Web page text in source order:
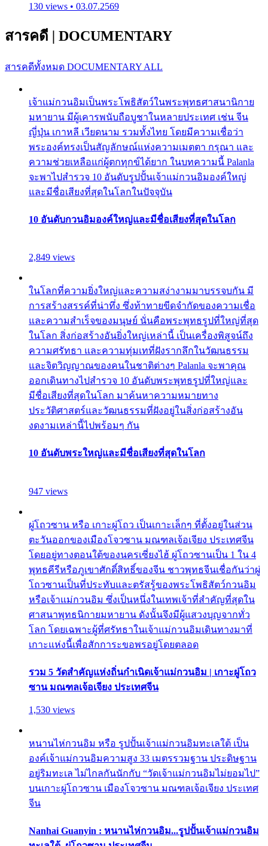
130 views • 03.07.2569
สารคดี | DOCUMENTARY
สารคดีทั้งหมด DOCUMENTARY ALL
เจ้าแม่กวนอิมเป็นพระโพธิสัตว์ในพระพุทธศาสนานิกาย
มหายาน มีผู้เคารพนับถือบูชาในหลายประเทศ เช่น จีน
ญี่ปุ่น เกาหลี เวียดนาม รวมทั้งไทย โดยมีความเชื่อว่า
พระองค์ทรงเป็นสัญลักษณ์แห่งความเมตตา กรุณา และ
ความช่วยเหลือแก่ผู้ตกทุกข์ได้ยาก ในบทความนี้ Palanla
จะพาไปสำรวจ 10 อันดับรูปปั้นเจ้าแม่กวนอิมองค์ใหญ่
และมีชื่อเสียงที่สุดในโลกในปัจจุบัน
10 อันดับกวนอิมองค์ใหญ่และมีชื่อเสียงที่สุดในโลก
2,849 views
ในโลกที่ความยิ่งใหญ่และความสง่างามมาบรรจบกัน มี
การสร้างสรรค์ที่น่าทึ่ง ซึ่งท้าทายขีดจำกัดของความเชื่อ
และความสำเร็จของมนุษย์ นั่นคือพระพุทธรูปที่ใหญ่ที่สุด
ในโลก สิ่งก่อสร้างอันยิ่งใหญ่เหล่านี้ เป็นเครื่องพิสูจน์ถึง
ความศรัทธา และความทุ่มเทที่ฝังรากลึกในวัฒนธรรม
และจิตวิญญาณของคนในชาติต่างๆ Palanla จะพาคุณ
ออกเดินทางไปสำรวจ 10 อันดับพระพุทธรูปที่ใหญ่และ
มีชื่อเสียงที่สุดในโลก มาค้นหาความหมายทาง
ประวัติศาสตร์และวัฒนธรรมที่ฝังอยู่ในสิ่งก่อสร้างอัน
งดงามเหล่านี้ไปพร้อมๆ กัน
10 อันดับพระใหญ่และมีชื่อเสียงที่สุดในโลก
947 views
ผู่โถวซาน หรือ เกาะผู่โถว เป็นเกาะเล็กๆ ที่ตั้งอยู่ในส่วน
ตะวันออกของเมืองโจวซาน มณฑลเจ้อเจียง ประเทศจีน
โดยอยู่ทางตอนใต้ของนครเซี่ยงไฮ้ ผู่โถวซานเป็น 1 ใน 4
พุทธคีรีหรือภูเขาศักดิ์สิทธิ์ของจีน ชาวพุทธจีนเชื่อกันว่าผู่
โถวซานเป็นที่ประทับและตรัสรู้ของพระโพธิสัตว์กวนอิม
หรือเจ้าแม่กวนอิม ซึ่งเป็นหนึ่งในเทพเจ้าที่สำคัญที่สุดใน
ศาสนาพุทธนิกายมหายาน ดังนั้นจึงมีผู้แสวงบุญจากทั่ว
โลก โดยเฉพาะผู้ที่ศรัทธาในเจ้าแม่กวนอิมเดินทางมาที่
เกาะแห่งนี้เพื่อสักการะขอพรอยู่โดยตลอด
รวม 5 วัดสำคัญแห่งถิ่นกำเนิดเจ้าแม่กวนอิม | เกาะผู่โถว
ซาน มณฑลเจ้อเจียง ประเทศจีน
1,530 views
หนานไห่กวนอิม หรือ รูปปั้นเจ้าแม่กวนอิมทะเลใต้ เป็น
องค์เจ้าแม่กวนอิมความสูง 33 เมตรรวมฐาน ประดิษฐาน
อยู่ริมทะเล ไม่ไกลกันนักกับ “วัดเจ้าแม่กวนอิมไม่ยอมไป”
บนเกาะผู่โถวซาน เมืองโจวซาน มณฑลเจ้อเจียง ประเทศ
จีน
Nanhai Guanyin : หนานไห่กวนอิม...รูปปั้นเจ้าแม่กวนอิม